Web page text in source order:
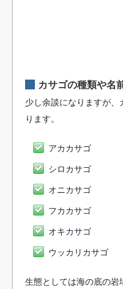
カサゴの種類や名
少し余談になりますが
ります。
アカカサゴ
シロカサゴ
オニカサゴ
フカカサゴ
オキカサゴ
ウッカリカサゴ
生態としては海の底の